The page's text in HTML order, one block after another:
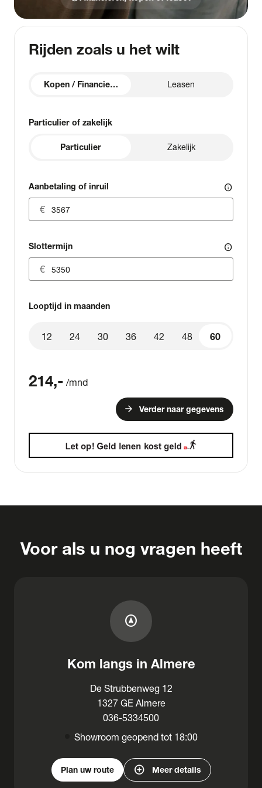
Rijden zoals u het wilt
Kopen / Financieren Leasen
Particulier of zakelijk
Particulier Zakelijk
Aanbetaling of inruil info
Slottermijn info
Looptijd in maanden
60
12 24 30 36 42 48 60
214,- /mnd
arrow_forward Verder naar gegevens
Voor als u nog vragen heeft
assistant_navigation
Kom langs in Almere
De Strubbenweg 12
1327 GE Almere
036-5334500
Showroom geopend tot 18:00
Plan uw route add_circle Meer details